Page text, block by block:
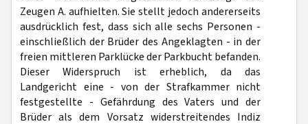
Zeugen A. aufhielten. Sie stellt jedoch andererseits
ausdrücklich fest, dass sich alle sechs Personen -
einschließlich der Brüder des Angeklagten - in der
freien mittleren Parklücke der Parkbucht befanden.
Dieser Widerspruch ist erheblich, da das
Landgericht eine - von der Strafkammer nicht
festgestellte - Gefährdung des Vaters und der
Brüder als dem Vorsatz widerstreitendes Indiz